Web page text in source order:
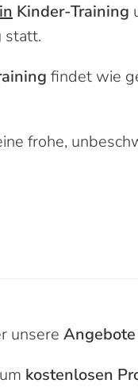
Kinder-Training
statt.
findet wie
frohe,
unsere Angebote
kostenlosen